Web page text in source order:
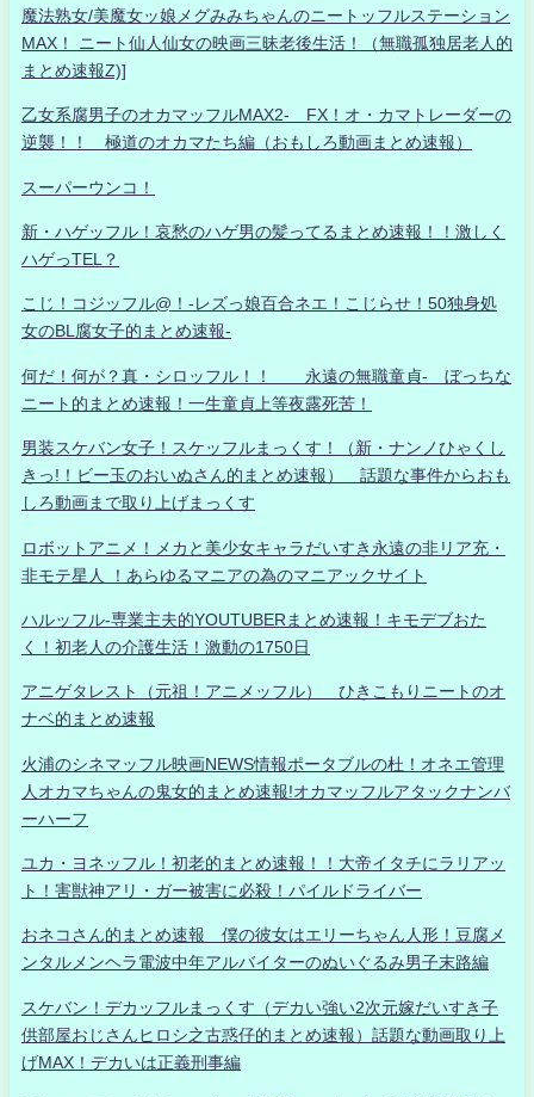
魔法熟女/美魔女ッ娘メグみみちゃんのニートッフルステーション
MAX！ ニート仙人仙女の映画三昧老後生活！（無職孤独居老人的
まとめ速報Z)]
乙女系腐男子のオカマッフルMAX2- FX！オ・カマトレーダーの
逆襲！！ 極道のオカマたち編（おもしろ動画まとめ速報）
スーパーウンコ！
新・ハゲッフル！哀愁のハゲ男の髪ってるまとめ速報！！激しく
ハゲっTEL？
こじ！コジッフル@！-レズっ娘百合ネエ！こじらせ！50独身処
女のBL腐女子的まとめ速報-
何だ！何が？真・シロッフル！！ 永遠の無職童貞- ぼっちな
ニート的まとめ速報！一生童貞上等夜露死苦！
男装スケバン女子！スケッフルまっくす！（新・ナンノひゃくし
きっ!！ビー玉のおいぬさん的まとめ速報） 話題な事件からおも
しろ動画まで取り上げまっくす
ロボットアニメ！メカと美少女キャラだいすき永遠の非リア充・
非モテ星人 ！あらゆるマニアの為のマニアックサイト
ハルッフル-専業主夫的YOUTUBERまとめ速報！キモデブおた
く！初老人の介護生活！激動の1750日
アニゲタレスト（元祖！アニメッフル） ひきこもりニートのオ
ナベ的まとめ速報
火浦のシネマッフル映画NEWS情報ポータブルの杜！オネエ管理
人オカマちゃんの鬼女的まとめ速報!オカマッフルアタックナンバ
ーハーフ
ユカ・ヨネッフル！初老的まとめ速報！！大帝イタチにラリアッ
ト！害獣神アリ・ガー被害に必殺！パイルドライバー
おネコさん的まとめ速報 僕の彼女はエリーちゃん人形！豆腐メ
ンタルメンヘラ電波中年アルバイターのぬいぐるみ男子末路編
スケバン！デカッフルまっくす（デカい強い2次元嫁だいすき子
供部屋おじさんヒロシ之古惑仔的まとめ速報）話題な動画取り上
げMAX！デカいは正義刑事編